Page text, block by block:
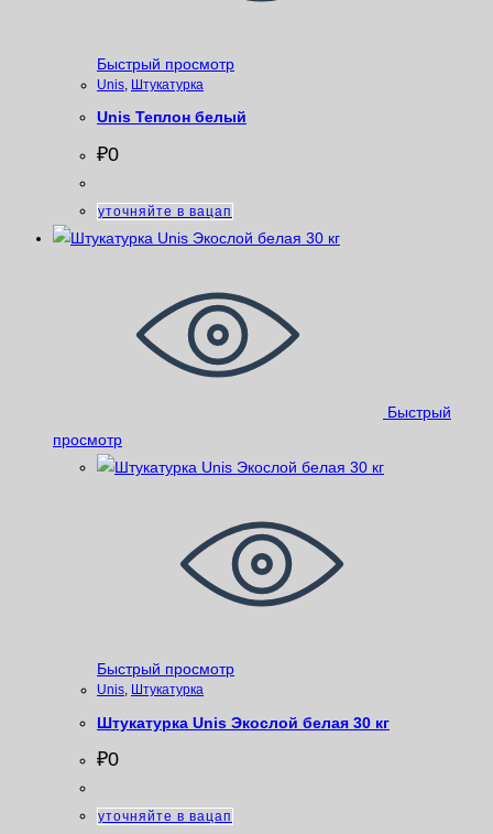
Быстрый просмотр
Unis Штукатурка
Unis Теплон белый
₽0
уточняйте в вацап
Быстрый
просмотр
Быстрый просмотр
Unis, Штукатурка
Штукатурка Unis Экослой белая 30 кг
₽0
уточняйте в вацап